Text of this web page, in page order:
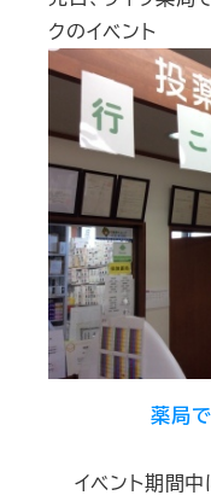
クのイベント
薬局
イベント期間